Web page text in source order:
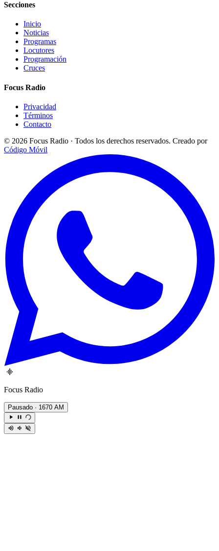
Secciones
Inicio
Noticias
Programas
Locutores
Programación
Cruces
Focus Radio
Privacidad
Términos
Contacto
© 2026 Focus Radio · Todos los derechos reservados. Creado por
Código Móvil
Focus Radio
Pausado · 1670 AM